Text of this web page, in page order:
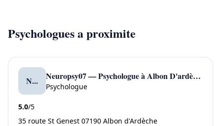
Psychologues a proximite
N... Neuropsy07 — Psychologue à Albon D'ardèche
Psychologue
5.0/5
35 route St Genest 07190 Albon d'Ardèche